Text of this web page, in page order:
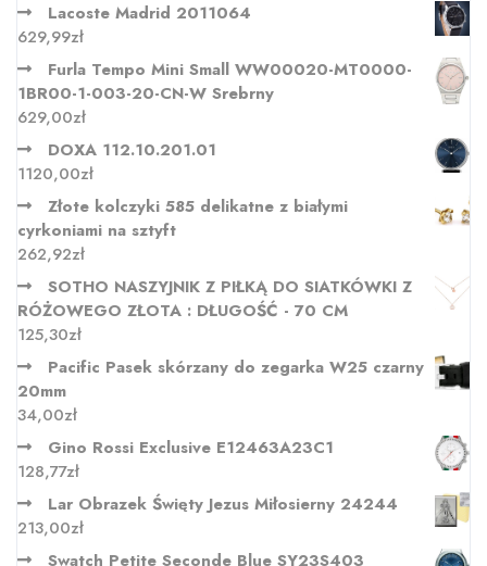
Lacoste Madrid 2011064
629,99zł
Furla Tempo Mini Small WW00020-MT0000-
1BR00-1-003-20-CN-W Srebrny
629,00zł
DOXA 112.10.201.01
1120,00zł
Złote kolczyki 585 delikatne z białymi
cyrkoniami na sztyft
262,92zł
SOTHO NASZYJNIK Z PIŁKĄ DO SIATKÓWKI Z
RÓŻOWEGO ZŁOTA : DŁUGOŚĆ - 70 CM
125,30zł
Pacific Pasek skórzany do zegarka W25 czarny
20mm
34,00zł
Gino Rossi Exclusive E12463A23C1
128,77zł
Lar Obrazek Święty Jezus Miłosierny 24244
213,00zł
Swatch Petite Seconde Blue SY23S403